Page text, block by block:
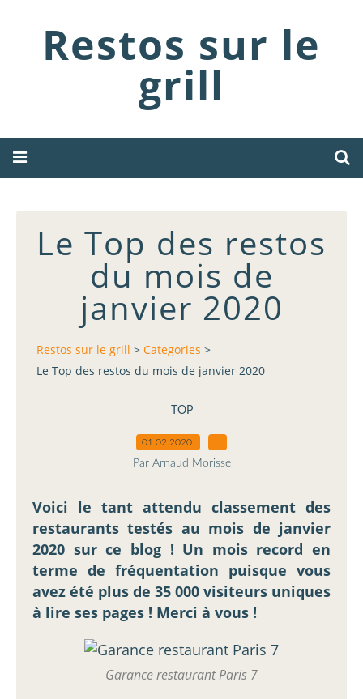
Restos sur le
grill
Le Top des restos
du mois de
janvier 2020
Restos sur le grill > Categories >
Le Top des restos du mois de janvier 2020
TOP
01.02.2020
Par Arnaud Morisse
Voici le tant attendu classement des
restaurants testés au mois de janvier
2020 sur ce blog ! Un mois record en
terme de fréquentation puisque vous
avez été plus de 35 000 visiteurs uniques
à lire ses pages ! Merci à vous !
Garance restaurant Paris 7